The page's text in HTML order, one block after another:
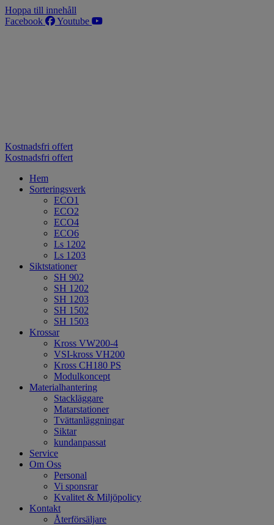
Hoppa till innehåll
Facebook
Youtube
Kostnadsfri offert
Kostnadsfri offert
Hem
Sorteringsverk
ECO1
ECO2
ECO4
ECO6
Ls 1202
Ls 1203
Siktstationer
SH 902
SH 1202
SH 1203
SH 1502
SH 1503
Krossar
Kross VW200-4
VSI-kross VH200
Kross CH180 PS
Modulkoncept
Materialhantering
Stackläggare
Matarstationer
Tvättanläggningar
Siktar
kundanpassat
Service
Om Oss
Personal
Vi sponsrar
Kvalitet & Miljöpolicy
Kontakt
Återförsäljare